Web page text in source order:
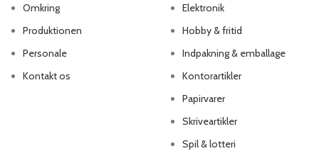
Omkring
Produktionen
Personale
Kontakt os
Elektronik
Hobby & fritid
Indpakning & emballage
Kontorartikler
Papirvarer
Skriveartikler
Spil & lotteri